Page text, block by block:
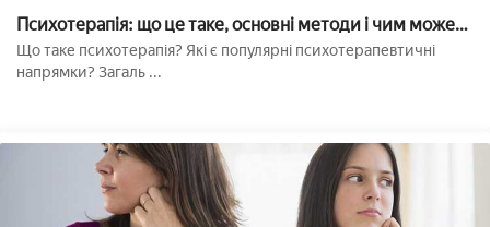
Психотерапія: що це таке, основні методи і чим може
бути небезпечна??
Що таке психотерапія? Які є популярні психотерапевтичні
напрямки? Загаль ...